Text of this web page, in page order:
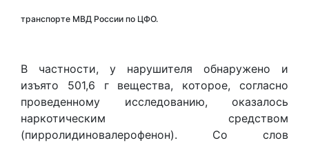
транспорте МВД России по ЦФО.
В частности, у нарушителя обнаружено и
изъято 501,6 г вещества, которое, согласно
проведенному исследованию, оказалось
наркотическим средством
(пирролидиновалерофенон). Со слов